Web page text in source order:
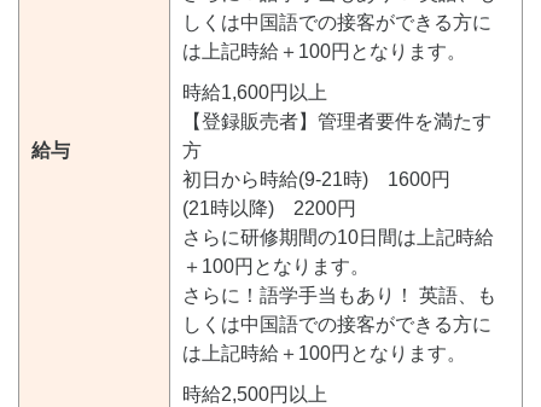
給与
しくは中国語での接客ができる方に
は上記時給＋100円となります。
時給1,600円以上
【登録販売者】管理者要件を満たす
方
初日から時給(9-21時) 1600円
(21時以降) 2200円
さらに研修期間の10日間は上記時給
＋100円となります。
さらに！語学手当もあり！ 英語、も
しくは中国語での接客ができる方に
は上記時給＋100円となります。
時給2,500円以上